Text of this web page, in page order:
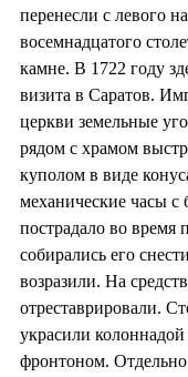
перенесли с левого
восемнадцатого
камне. В 1722 году
визита в Саратов.
церкви земельные
рядом с храмом
куполом в виде
механические часы с
пострадало во время
собирались его
возразили. На
отреставрировали.
украсили
фронтоном.